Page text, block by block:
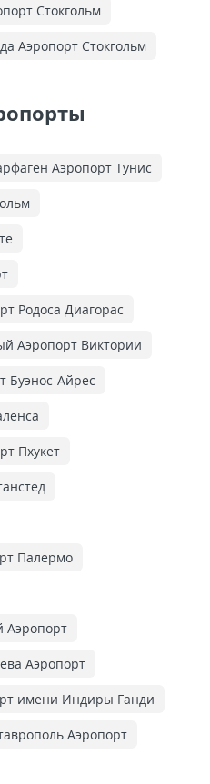
Стокгольм
Аэропорт Стокгольм
Аэропорт Тунис
Родоса Диагорас
Аэропорт Виктории
Буэнос-Айрес
Пхукет
Палермо
Аэропорт
Аэропорт
имени Индиры Ганди
Аэропорт